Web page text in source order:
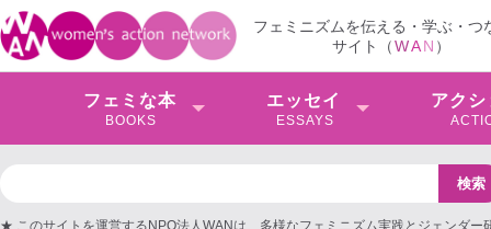
フェミニズムを伝える・学ぶ・つ
サイト（WAN ）
フェミな本
BOOKS
エッセイ
ESSAYS
アクシ
★ このサイトを運営するNPO法人WANは、多様なフェミニズム実践とジェンダー